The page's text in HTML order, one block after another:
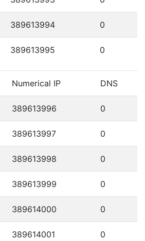
389613994 0
389613995 0
Numerical IP DNS
389613996 0
389613997 0
389613998 0
389613999 0
389614000 0
389614001 0